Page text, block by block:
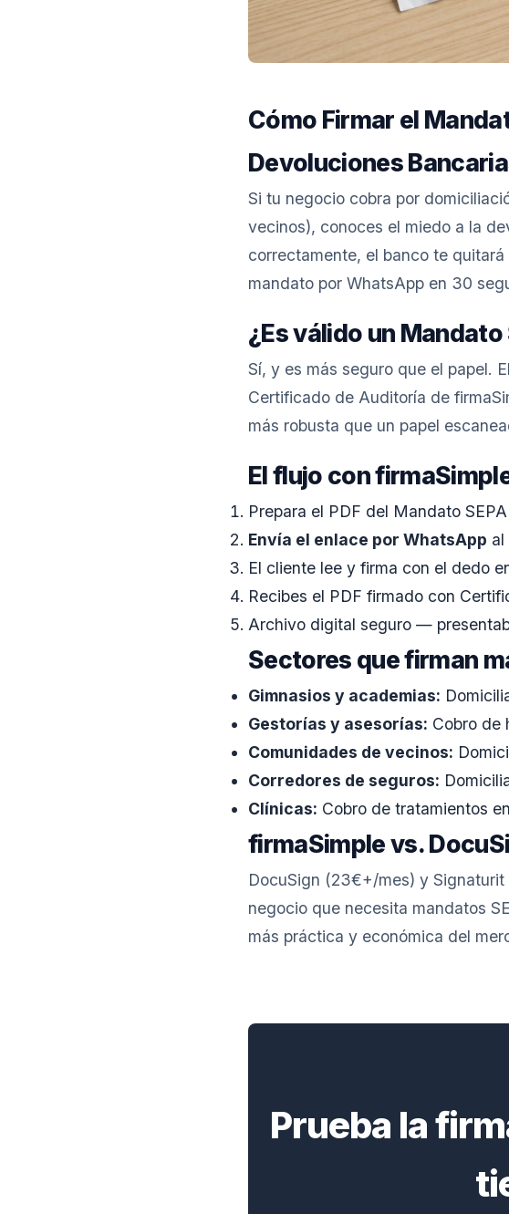
Cómo Firmar el
Devoluciones
Si tu negocio cobra por
vecinos), conoces el miedo a la
correctamente, el banco te
mandato por WhatsApp en 30
¿Es válido un
Sí, y es más seguro que el papel.
Certificado de Auditoría de
más robusta que un papel
El flujo con
Prepara el PDF del Mandato
Envía el enlace por WhatsApp al
El cliente lee y firma con el dedo
Recibes el PDF firmado con
Archivo digital seguro —
Sectores que firman
Gimnasios y academias:
Gestorías y asesorías: Cobro de
Comunidades de vecinos:
Corredores de seguros:
Clínicas: Cobro de tratamientos
firmaSimple vs.
DocuSign (23€+/mes) y
negocio que necesita mandatos
más práctica y económica del
Prueba la